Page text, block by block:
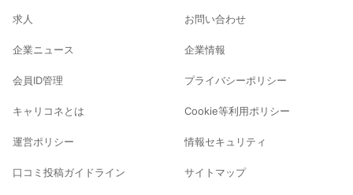
求人
企業ニュース
会員ID管理
キャリコネとは
運営ポリシー
口コミ投稿ガイドライン
お問い合わせ
企業情報
プライバシーポリシー
Cookie等利用ポリシー
情報セキュリティ
サイトマップ